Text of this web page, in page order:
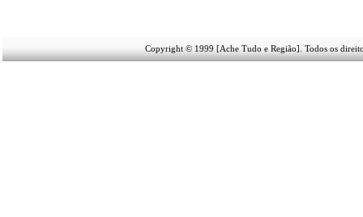
Copyright © 1999 [Ache Tudo e Região]. Todos os